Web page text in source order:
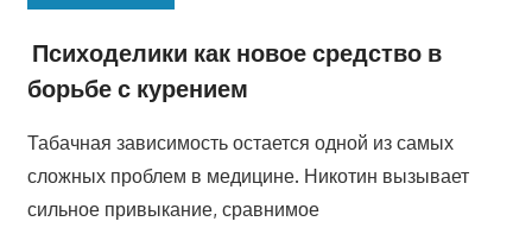
Психоделики как новое средство в
борьбе с курением
Табачная зависимость остается одной из самых
сложных проблем в медицине. Никотин вызывает
сильное привыкание, сравнимое